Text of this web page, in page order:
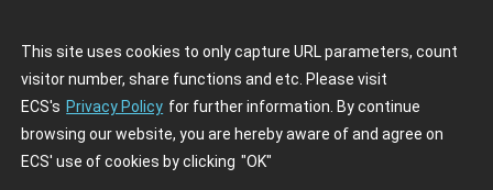
This site uses cookies to only capture URL parameters, count
visitor number, share functions and etc. Please visit
ECS's Privacy Policy for further information. By continue
browsing our website, you are hereby aware of and agree on
ECS' use of cookies by clicking "OK"